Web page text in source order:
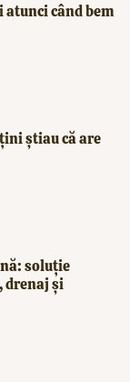
atunci când bem
ştiau că are
soluție
drenaj și